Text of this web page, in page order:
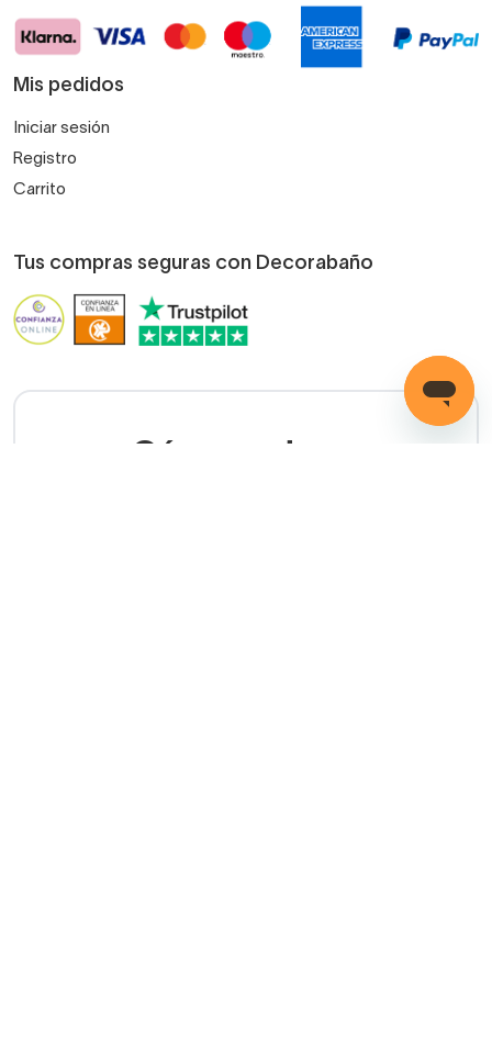
Mis pedidos
Iniciar sesión
Registro
Carrito
Tus compras seguras con Decorabaño